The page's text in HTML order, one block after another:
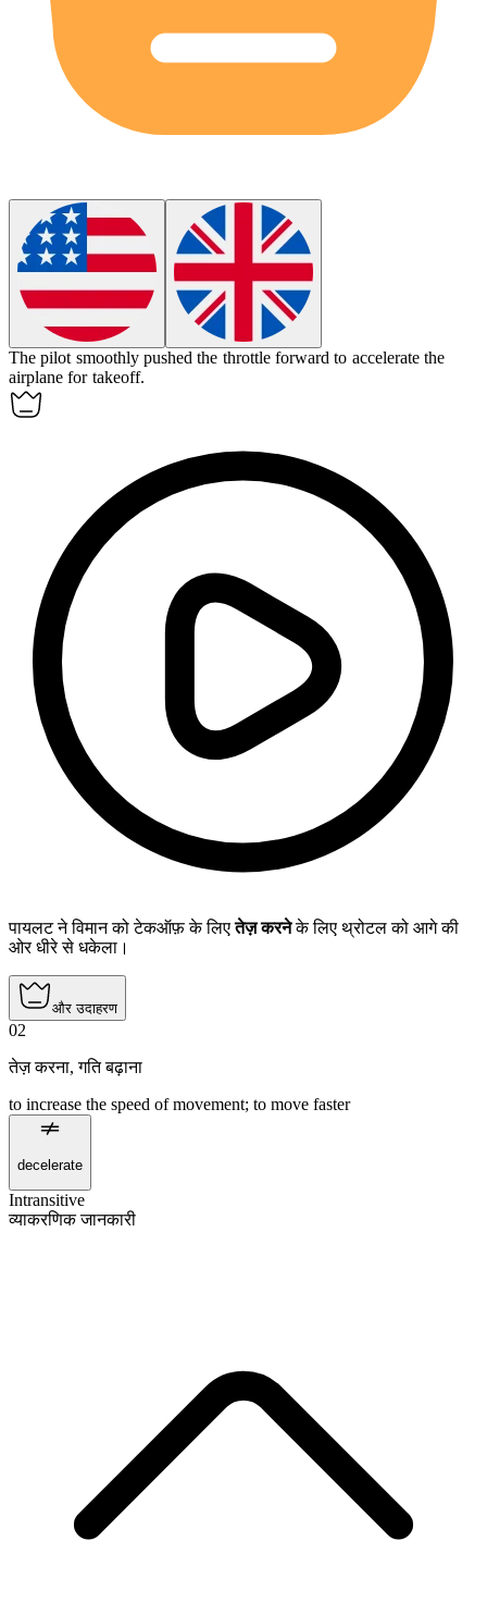
The pilot smoothly pushed the throttle forward to accelerate the
airplane for takeoff.
पायलट ने विमान को टेकऑफ़ के लिएतेज़ करनेके लिए थ्रोटल को आगे की
ओर धीरे से धकेला।
और उदाहरण
02
तेज़ करना,गति बढ़ाना
to increase the speed of movement; to move faster
decelerate
Intransitive
व्याकरणिक जानकारी